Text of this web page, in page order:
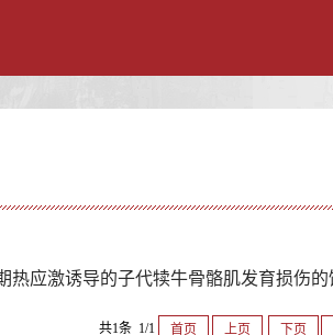
热应激诱导的子代犊牛骨骼肌发育损伤的
共1条 1/1 首页 上页 下页